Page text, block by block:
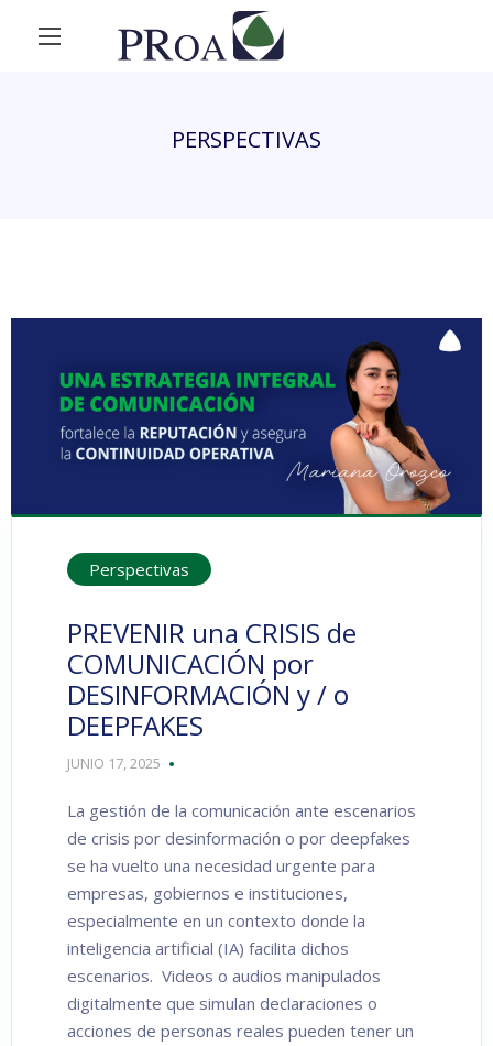
PERSPECTIVAS
Perspectivas
PREVENIR una CRISIS de
COMUNICACIÓN por
DESINFORMACIÓN y / o
DEEPFAKES
JUNIO 17, 2025
La gestión de la comunicación ante escenarios
de crisis por desinformación o por deepfakes
se ha vuelto una necesidad urgente para
empresas, gobiernos e instituciones,
especialmente en un contexto donde la
inteligencia artificial (IA) facilita dichos
escenarios. Videos o audios manipulados
digitalmente que simulan declaraciones o
acciones de personas reales pueden tener un